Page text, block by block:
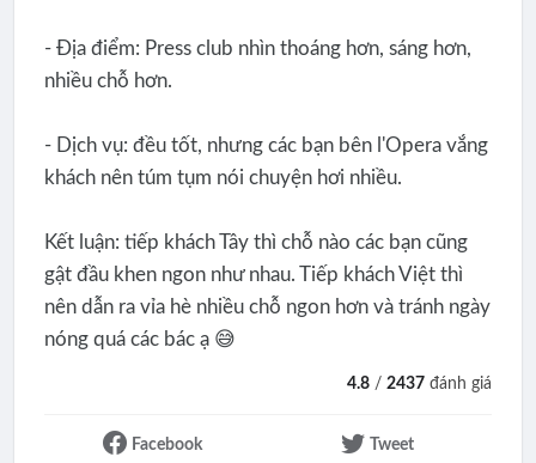
- Địa điểm: Press club nhìn thoáng hơn, sáng hơn,
nhiều chỗ hơn.
- Dịch vụ: đều tốt, nhưng các bạn bên l'Opera vắng
khách nên túm tụm nói chuyện hơi nhiều.
Kết luận: tiếp khách Tây thì chỗ nào các bạn cũng
gật đầu khen ngon như nhau. Tiếp khách Việt thì
nên dẫn ra vỉa hè nhiều chỗ ngon hơn và tránh ngày
nóng quá các bác ạ 😅
4.8 /2437 đánh giá
Facebook Tweet